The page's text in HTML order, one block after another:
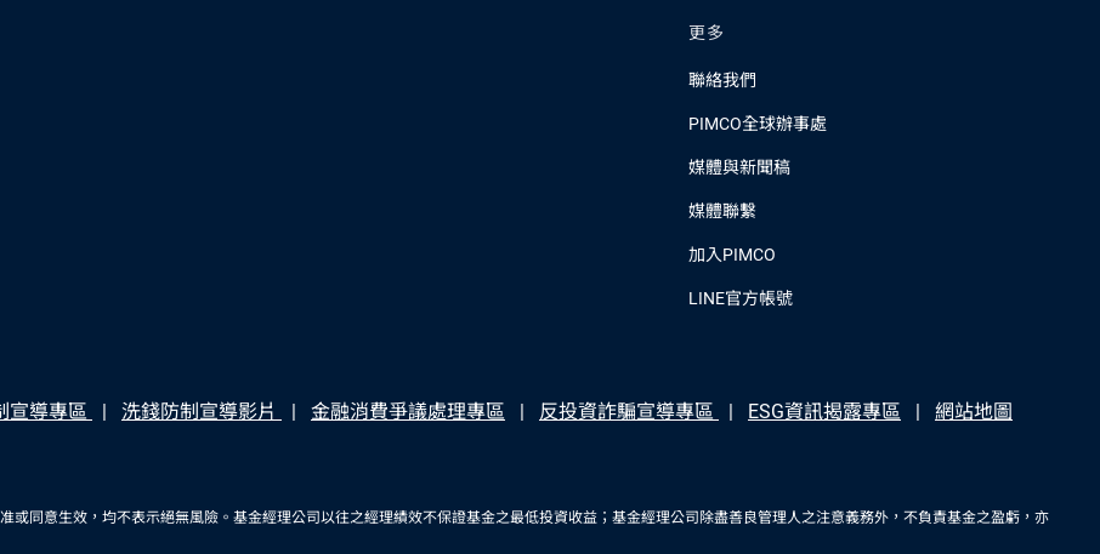
更多
聯絡我們
PIMCO全球辦事處
媒體與新聞稿
媒體聯繫
加入PIMCO
LINE官方帳號
宣導專區 洗錢防制宣導影片 金融消費爭議處理專區 反投資詐騙宣導專區 ESG資訊揭露專區 網站地圖
或同意生效，均不表示絕無風險。基金經理公司以往之經理績效不保證基金之最低投資收益；基金經理公司除盡善良管理人之注意義務外，不負責基金之盈虧，亦